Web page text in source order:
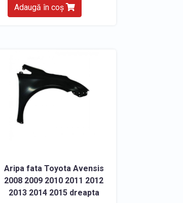
Adaugă în coș
Aripa fata Toyota Avensis
2008 2009 2010 2011 2012
2013 2014 2015 dreapta